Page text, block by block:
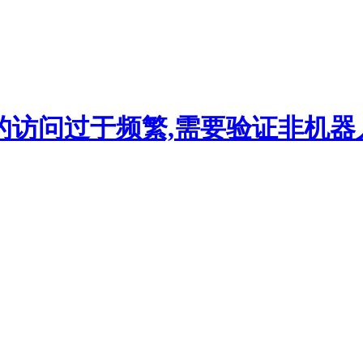
访问过于频繁,需要验证非机器